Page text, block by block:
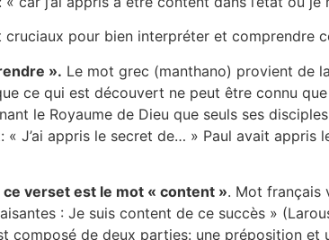
pour bien interpréter et comprendre
». Le mot grec (manthano) provient de
ce qui est découvert ne peut être connu
le Royaume de Dieu que seuls ses
J’ai appris le secret de… » Paul avait
verset est le mot « content ». Mot français
: Je suis content de ce succès »
composé de deux parties: une préposition